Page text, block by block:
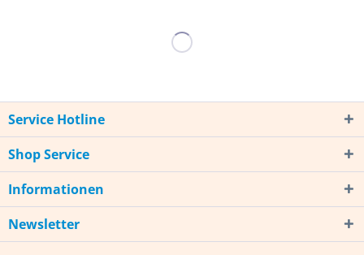
Service Hotline
Shop Service
Informationen
Newsletter